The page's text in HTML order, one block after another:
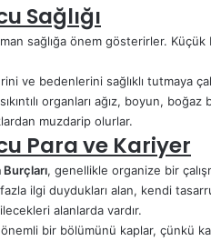
Sağlığı
sağlığa önem gösterirler.
ve bedenlerini sağlıklı tutmaya
organları ağız, boyun,
muzdarip olurlar.
Para ve Kariyer
Burçları, genellikle organize bir
fazla ilgi duydukları alan, kendi
alanlarda vardır.
önemli bir bölümünü kaplar, çünkü